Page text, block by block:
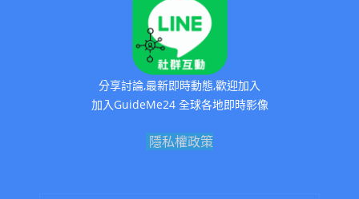
分享討論,最新即時動態,歡迎加入
加入GuideMe24 全球各地即時影像
隱私權政策